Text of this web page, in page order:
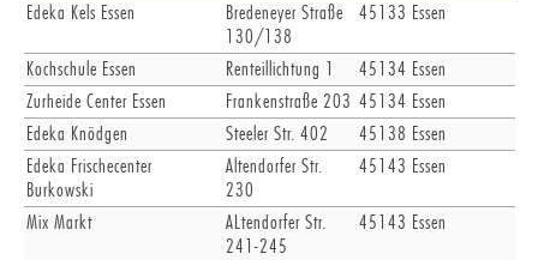
Edeka Kels Essen
Bredeneyer Straße
130/138
45133 Essen
Kochschule Essen Renteillichtung 1 45134 Essen
Zurheide Center Essen
Frankenstraße 203 45134 Essen
Edeka Knödgen
Steeler Str. 402 45138 Essen
Edeka Frischecenter
Burkowski
Altendorfer Str.
230
45143 Essen
Mix Markt
ALtendorfer Str.
241-245
45143 Essen